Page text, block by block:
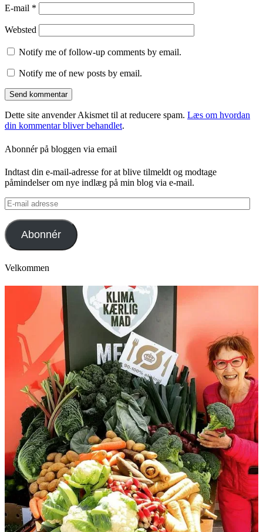
E-mail *
Websted
Notify me of follow-up comments by email.
Notify me of new posts by email.
Dette site anvender Akismet til at reducere spam. Læs om hvordan
din kommentar bliver behandlet.
Abonnér på bloggen via email
Indtast din e-mail-adresse for at blive tilmeldt og modtage
påmindelser om nye indlæg på min blog via e-mail.
E-
mail
adresse
Abonnér
Velkommen